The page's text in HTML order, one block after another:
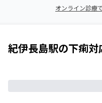
オンライン診療
紀伊長島駅の下痢対